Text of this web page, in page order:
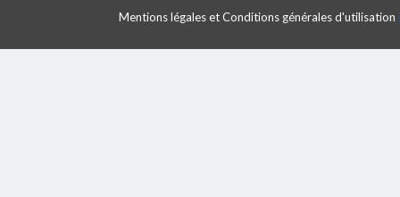
Mentions légales et Conditions générales d'utilisation